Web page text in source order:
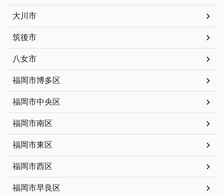
大川市
筑後市
八女市
福岡市博多区
福岡市中央区
福岡市南区
福岡市東区
福岡市西区
福岡市早良区